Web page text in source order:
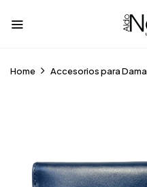
Home Accesorios para Dama